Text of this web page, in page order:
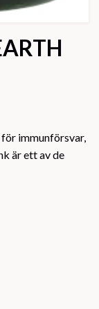
immunförsvar,
är ett av de